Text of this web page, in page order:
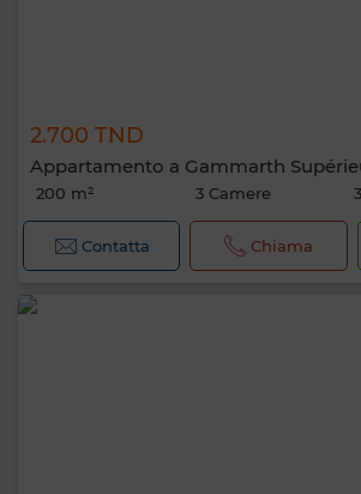
2.700 TND
Appartamento a Gammarth
200 m² 3 Camere
Contatta Chiama